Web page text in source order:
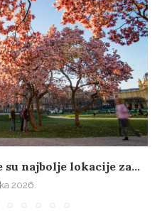
su najbolje lokacije za...
2026.